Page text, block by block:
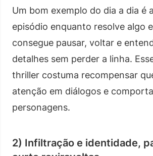
Um bom exemplo do dia a dia é
episódio enquanto resolve algo
consegue pausar, voltar e
detalhes sem perder a linha.
thriller costuma recompensar
atenção em diálogos e
personagens.
2) Infiltração e identidade,